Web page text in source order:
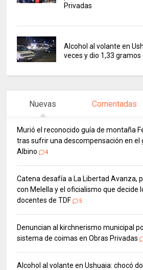
Privadas
Alcohol al volante en
veces y dio 1,33
Nuevas Comentadas
Murió el reconocido guía de montaña
tras sufrir una descompensación en el
Albino
4
Catena desafía a La Libertad Avanza,
con Melella y el oficialismo que decide
docentes de TDF
5
Denuncian al kirchnerismo municipal
sistema de coimas en Obras Privadas
Alcohol al volante en Ushuaia: chocó